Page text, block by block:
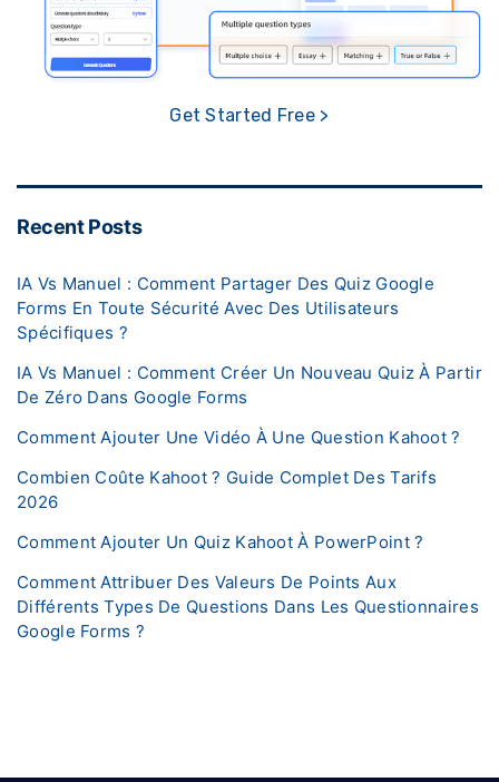
Get Started Free >
Recent Posts
IA Vs Manuel : Comment Partager Des Quiz Google
Forms En Toute Sécurité Avec Des Utilisateurs
Spécifiques ?
IA Vs Manuel : Comment Créer Un Nouveau Quiz À Partir
De Zéro Dans Google Forms
Comment Ajouter Une Vidéo À Une Question Kahoot ?
Combien Coûte Kahoot ? Guide Complet Des Tarifs
2026
Comment Ajouter Un Quiz Kahoot À PowerPoint ?
Comment Attribuer Des Valeurs De Points Aux
Différents Types De Questions Dans Les Questionnaires
Google Forms ?